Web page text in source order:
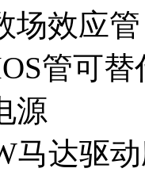
场效应
管可
源
马达驱